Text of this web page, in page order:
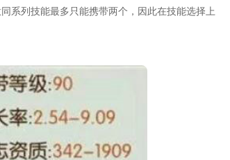
系列技能最多只能携带两个，因此在技能选择上